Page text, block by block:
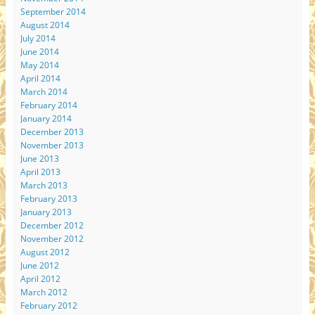
September 2014
August 2014
July 2014
June 2014
May 2014
April 2014
March 2014
February 2014
January 2014
December 2013
November 2013
June 2013
April 2013
March 2013
February 2013
January 2013
December 2012
November 2012
August 2012
June 2012
April 2012
March 2012
February 2012